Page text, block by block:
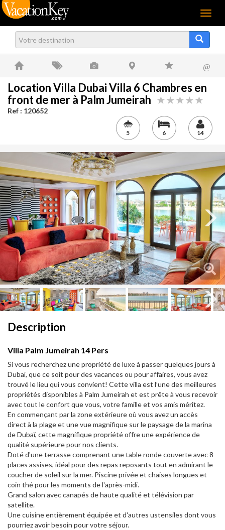
Menu
@
Location Villa Dubai Villa 6 Chambres en
front de mer à Palm Jumeirah
Ref : 120652
5 6 14
Next
Description
Villa Palm Jumeirah 14 Pers
Si vous recherchez une propriété de luxe à passer quelques jours à
Dubaï, que ce soit pour des vacances ou pour affaires, vous avez
trouvé le lieu qui vous convient! Cette villa est l’une des meilleures
propriétés disponibles à Palm Jumeirah et est prête à vous recevoir
avec tout le confort que vous, votre famille et vos amis méritez.
En commençant par la zone extérieure où vous avez un accès
direct à la plage et une vue magnifique sur le paysage de la marina
de Dubaï, cette magnifique propriété offre une expérience de
qualité supérieure pour nos clients.
Doté d'une terrasse comprenant une table ronde couverte avec 8
places assises, idéal pour des repas reposants tout en admirant le
coucher de soleil sur la mer. Piscine privée et chaises longues et
coin thé pour les moments de l'après-midi.
Grand salon avec canapés de haute qualité et télévision par
satellite.
Une cuisine entièrement équipée et d'autres ustensiles dont vous
pourriez avoir besoin pour votre séjour.